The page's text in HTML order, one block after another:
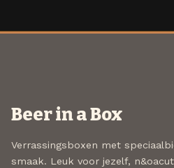
Beer in a Box
Verrassingsboxen met
smaak. Leuk voor jezelf,